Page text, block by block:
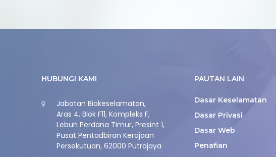
HUBUNGI KAMI
Jabatan Biokeselamatan,
Aras 4, Blok F11, Kompleks F,
Lebuh Perdana Timur, Presint 1,
Pusat Pentadbiran Kerajaan
Persekutuan, 62000 Putrajaya
PAUTAN LAIN
Dasar Keselamatan
Dasar Privasi
Dasar Web
Penafian